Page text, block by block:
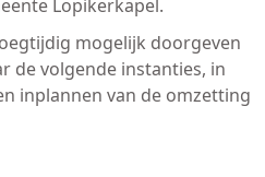
Lopikerkapel.
mogelijk doorgeven
de volgende instanties, in
inplannen van de omzetting